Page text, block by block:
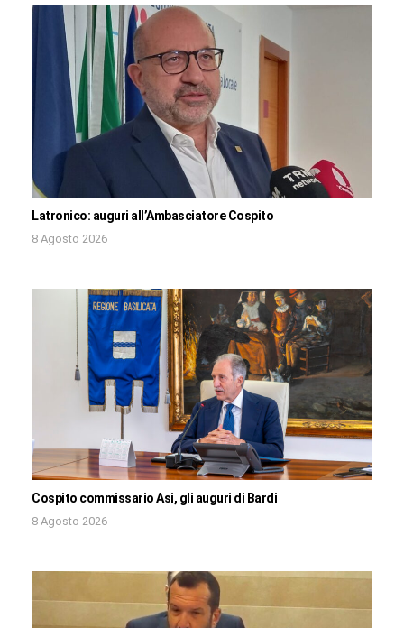
Latronico: auguri all’Ambasciatore Cospito
8 Agosto 2026
Cospito commissario Asi, gli auguri di Bardi
8 Agosto 2026